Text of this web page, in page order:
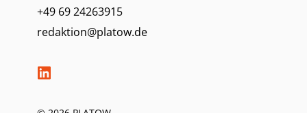
+49 69 24263915
redaktion@platow.de